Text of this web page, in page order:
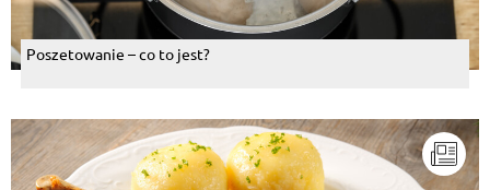
Poszetowanie – co to jest?